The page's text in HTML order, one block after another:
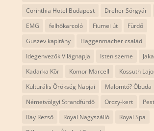
Corinthia Hotel Budapest
Dreher Sörgyár
EMG
felhőkarcoló Fiumei út
Fürdő
Guszev kapitány
Haggenmacher család
Idegenvezők Világnapja
Isten szeme
Kadarka Kör
Komor Marcell
Kossuth
Kulturális Örökség Napjai
Malomtó? Óbuda
Németvölgyi Strandfürdő
Orczy-kert
Ray Rezső
Royal Nagyszálló
Royal Spa